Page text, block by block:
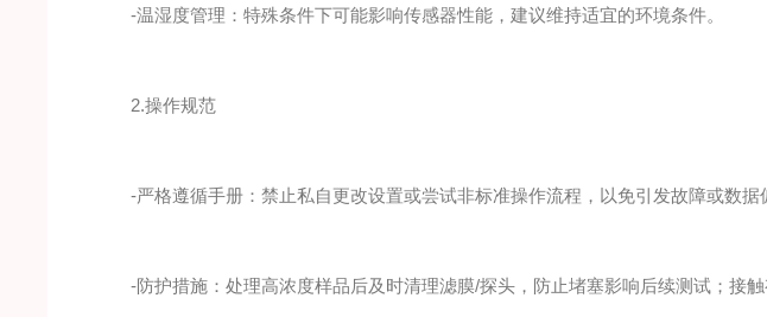
-温湿度管理：特殊条件下可能影响传感器性能，建议维持适宜的环境条件。
2.操作规范
-严格遵循手册：禁止私自更改设置或尝试非标准操作流程，以免引发故障或数据
-防护措施：处理高浓度样品后及时清理滤膜/探头，防止堵塞影响后续测试；接触